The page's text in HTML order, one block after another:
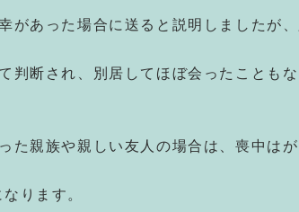
があった場合に送ると説明しましたが
判断され、別居してほぼ会ったことも
た親族や親しい友人の場合は、喪中は
ります。